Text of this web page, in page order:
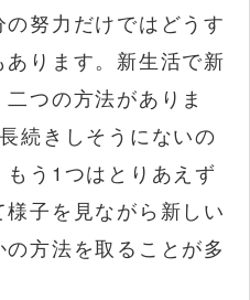
努力だけではどうす
ります。新生活で新
つの方法がありま
続きしそうにないの
う1つはとりあえず
子を見ながら新しい
方法を取ることが多